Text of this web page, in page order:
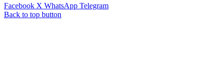
Facebook X WhatsApp Telegram
Back to top button